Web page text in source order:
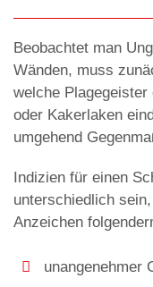
Beobachtet man
Wänden, muss
welche
oder Kakerlaken
umgehend
Indizien für einen
unterschiedlich
Anzeichen
unangenehmer